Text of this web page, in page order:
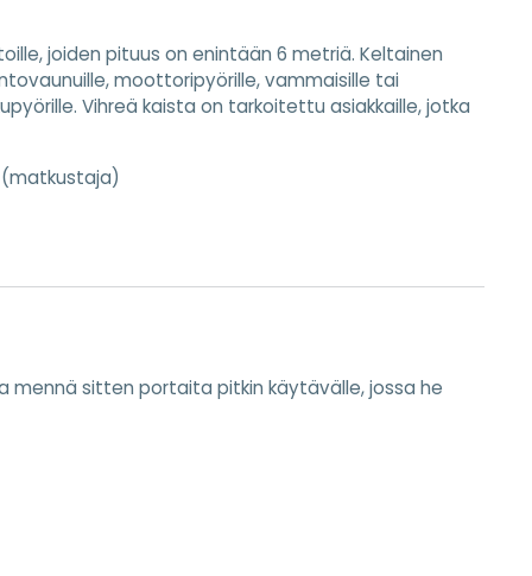
joiden pituus on enintään 6 metriä. Keltainen
moottoripyörille, vammaisille tai
Vihreä kaista on tarkoitettu asiakkaille, jotka
mennä sitten portaita pitkin käytävälle, jossa he